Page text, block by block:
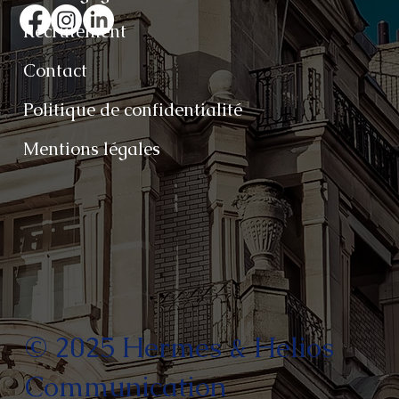
Recrutement
Contact
Politique de confidentialité
Mentions légales
© 2025 Hermes & Helios
Communication